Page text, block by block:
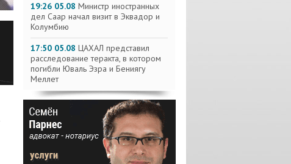
19:26 05.08 Министр иностранных
дел Саар начал визит в Эквадор и
Колумбию
17:50 05.08 ЦАХАЛ представил
расследование теракта, в котором
погибли Юваль Эзра и Бениягу
Меллет